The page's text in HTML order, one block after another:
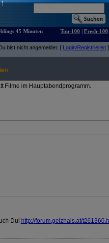
|
45 Minuten
Top-100 | Fresh-100
bist nicht angemeldet. [ Login/Registrieren ]
Filme im Hauptabendprogramm.
Du! http://forum.geizhals.at/